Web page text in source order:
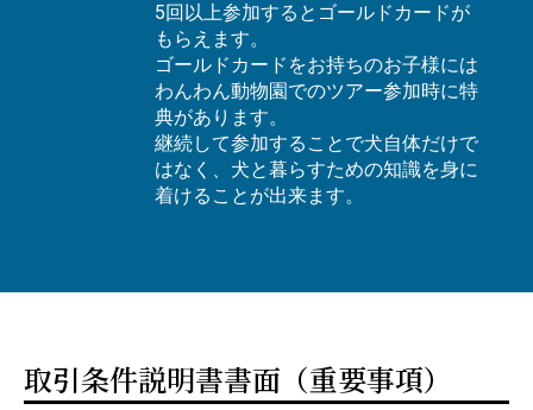
5回以上参加するとゴールドカードが
もらえます。
ゴールドカードをお持ちのお子様には
わんわん動物園でのツアー参加時に特
典があります。
継続して参加することで犬自体だけで
はなく、犬と暮らすための知識を身に
着けることが出来ます。
取引条件説明書書面（重要事項）